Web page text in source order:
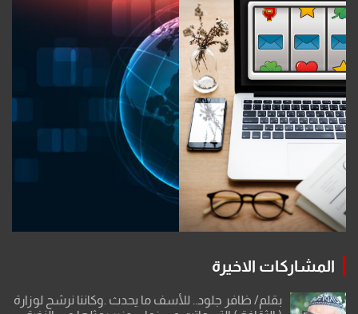
المشاركات الاخيرة
بقلم/ ظافر جلود.. للأسف ما يحدث .وكاننا نرشح لوزارة